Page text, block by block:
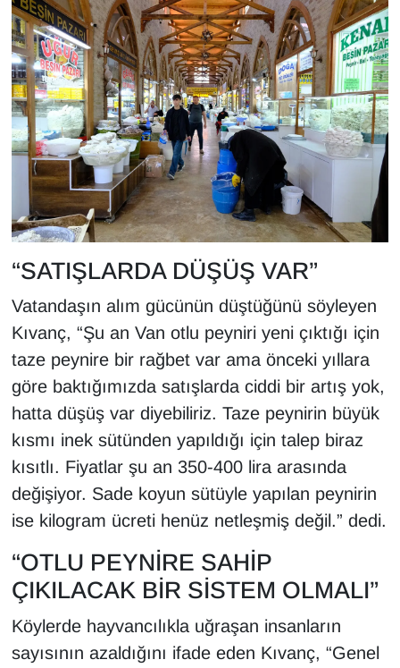
“SATIŞLARDA DÜŞÜŞ VAR”
Vatandaşın alım gücünün düştüğünü söyleyen
Kıvanç, “Şu an Van otlu peyniri yeni çıktığı için
taze peynire bir rağbet var ama önceki yıllara
göre baktığımızda satışlarda ciddi bir artış yok,
hatta düşüş var diyebiliriz. Taze peynirin büyük
kısmı inek sütünden yapıldığı için talep biraz
kısıtlı. Fiyatlar şu an 350-400 lira arasında
değişiyor. Sade koyun sütüyle yapılan peynirin
ise kilogram ücreti henüz netleşmiş değil.” dedi.
“OTLU PEYNİRE SAHİP
ÇIKILACAK BİR SİSTEM OLMALI”
Köylerde hayvancılıkla uğraşan insanların
sayısının azaldığını ifade eden Kıvanç, “Genel
SPOR
TEBRİK
TEKNOLOJİ
Turizm
VAN'DA SPOR
Vasıta
YAŞAM
YEREL